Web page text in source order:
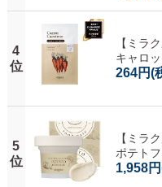
4
位
【ミラ
キャロ
264円(
5
位
【ミラ
ポテト
1,958円